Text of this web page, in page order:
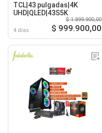
TCL|43 pulgadas|4K
UHD|QLED|43S5K
4 días
$ 1.899.900,00
$ 999.900,00